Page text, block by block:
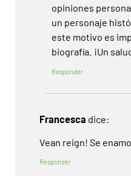
opiniones
un personaje
este motivo es
biografía. ¡Un
Responder
Francesca dice:
Vean reign! Se
Responder